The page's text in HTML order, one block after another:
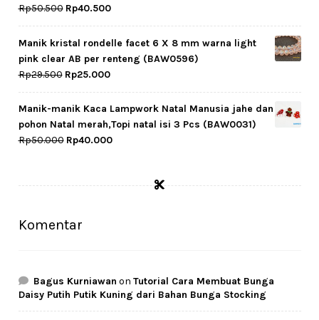
Rp50.500 Original
price
was:
Rp50.500.
Rp40.500Current
price
is:
Rp40.500.
Manik kristal rondelle facet 6 X 8 mm warna light
pink clear AB per renteng (BAW0596)
Rp29.500 Original
price
was:
Rp29.500.
Rp25.000Current
price
is:
Rp25.000.
Manik-manik Kaca Lampwork Natal Manusia jahe dan
pohon Natal merah,Topi natal isi 3 Pcs (BAW0031)
Rp50.000 Original
Rp50.000.
Rp40.000Current
Rp40.000.
Komentar
Bagus Kurniawan onTutorial Cara Membuat Bunga
Daisy Putih Putik Kuning dari Bahan Bunga Stocking